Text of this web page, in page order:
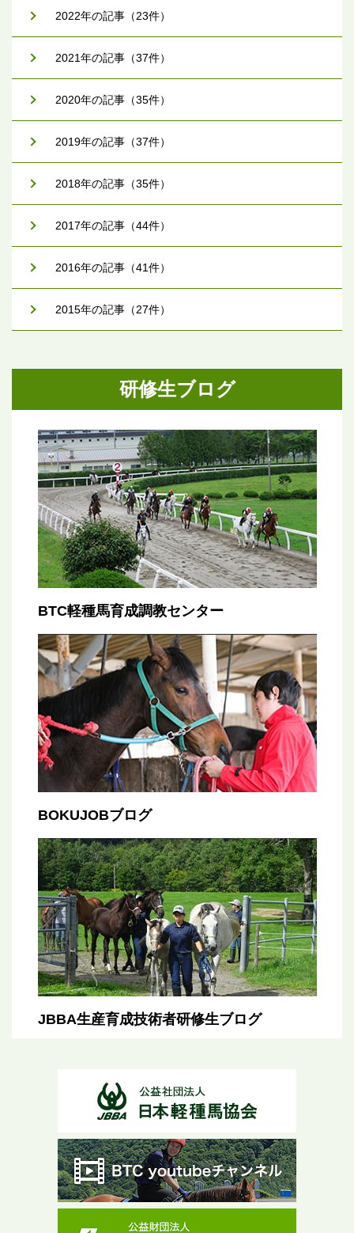
2022年の記事（23件）
2021年の記事（37件）
2020年の記事（35件）
2019年の記事（37件）
2018年の記事（35件）
2017年の記事（44件）
2016年の記事（41件）
2015年の記事（27件）
研修生ブログ
BTC軽種馬育成調教センター
BOKUJOBブログ
JBBA生産育成技術者研修生ブログ